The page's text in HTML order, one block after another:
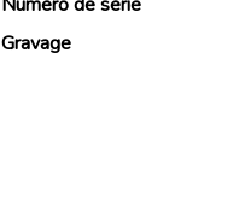
Gravage